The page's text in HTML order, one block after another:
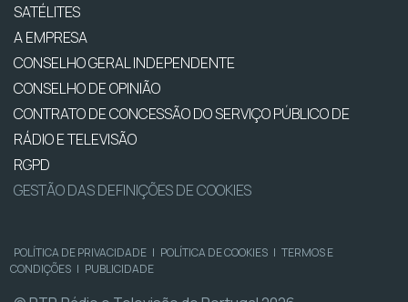
SATÉLITES
A EMPRESA
CONSELHO GERAL INDEPENDENTE
CONSELHO DE OPINIÃO
CONTRATO DE CONCESSÃO DO SERVIÇO PÚBLICO DE
RÁDIO E TELEVISÃO
RGPD
GESTÃO DAS DEFINIÇÕES DE COOKIES
POLÍTICA DE PRIVACIDADE | POLÍTICA DE COOKIES | TERMOS E
CONDIÇÕES | PUBLICIDADE